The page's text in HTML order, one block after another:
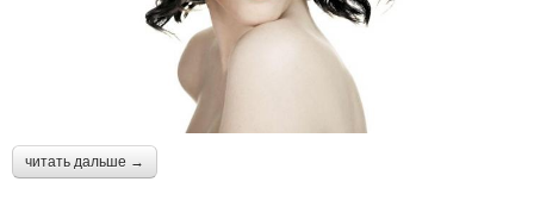
читать дальше →